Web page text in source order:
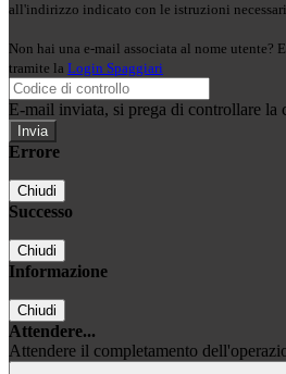
all'indirizzo indicato con le istruzioni
Non hai una e-mail associata al nome utente?
tramite la Login Spaggiari
E-mail inviata, si prega di controllare la
Errore
Chiudi
Successo
Chiudi
Informazione
Chiudi
Attendere...
Attendere il completamento